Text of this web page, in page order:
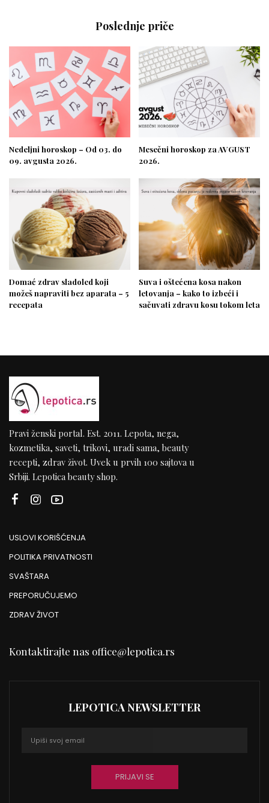
Poslednje priče
Nedeljni horoskop – Od 03. do
09. avgusta 2026.
Mesečni horoskop za AVGUST
2026.
Domać zdrav sladoled koji
možeš napraviti bez aparata – 5
recepata
Suva i oštećena kosa nakon
letovanja – kako to izbeći i
sačuvati zdravu kosu tokom leta
Pravi ženski portal. Est. 2011. Lepota, nega,
kozmetika, saveti, trikovi, uradi sama, beauty
recepti, zdrav život. Uvek u prvih 100 sajtova u
Srbiji. Lepotica beauty shop.
USLOVI KORIŠĆENJA
POLITIKA PRIVATNOSTI
SVAŠTARA
PREPORUČUJEMO
ZDRAV ŽIVOT
Kontaktirajte nas office@lepotica.rs
LEPOTICA NEWSLETTER